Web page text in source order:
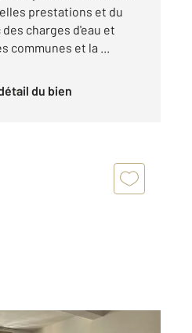
prestations et du
charges d'eau et
communes et la ...
détail du bien